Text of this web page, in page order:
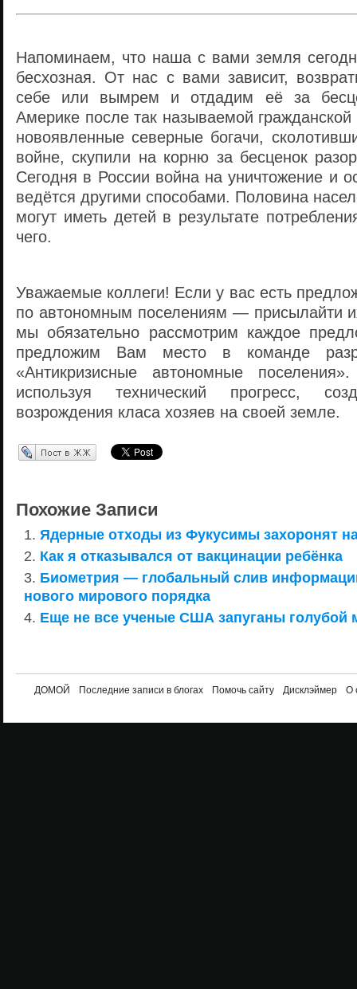
Напоминаем, что наша с вами земля
бесхозная. От нас с вами зависит,
себе или вымрем и отдадим её за
Америке после так называемой
новоявленные северные богачи,
войне, скупили на корню за бесценок
Сегодня в России война на уничтожение и
ведётся другими способами. Половина
могут иметь детей в результате
чего.
Уважаемые коллеги! Если у вас есть
по автономным поселениям — присылайти
мы обязательно рассмотрим каждое
предложим Вам место в команде
«Антикризисные автономные
используя технический прогресс,
возрождения класа хозяев на своей земле.
Перепост в ЖЖ
Похожие Записи
Ядерные отходы из Фукусимы захоронят
Как я отказывался от вакцинации ребёнка
Биометрия — глобальный слив
нового мирового порядка
Еще не все ученые США запуганы голубой
ДОМОЙ Последние записи в блогах Помочь сайту Дисклэймер О